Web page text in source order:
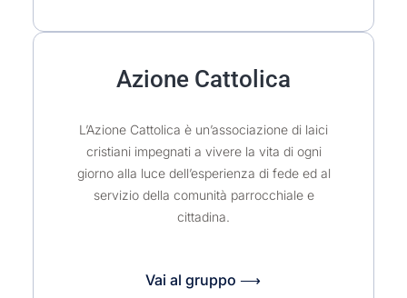
Azione Cattolica
L’Azione Cattolica è un’associazione di laici
cristiani impegnati a vivere la vita di ogni
giorno alla luce dell’esperienza di fede ed al
servizio della comunità parrocchiale e
cittadina.
Vai al gruppo ⟶